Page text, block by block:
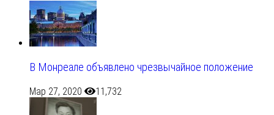
В Монреале объявлено чрезвычайное положение
Мар 27, 2020 11,732